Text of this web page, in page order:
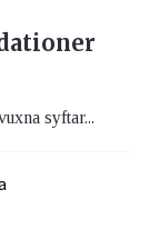
syftar...